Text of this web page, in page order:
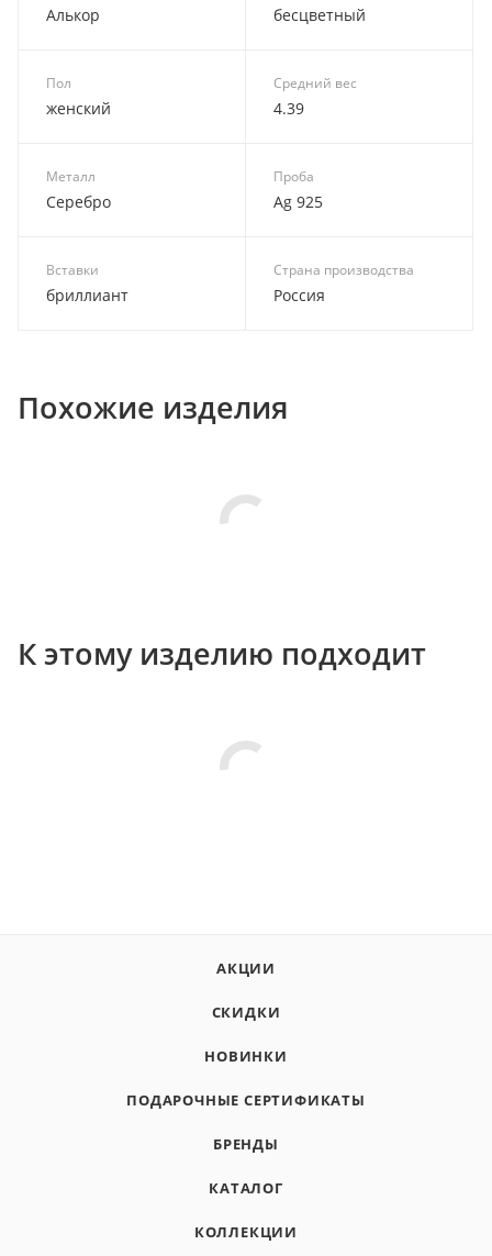
Алькор бесцветный
Пол
женский
Средний вес
4.39
Металл
Серебро
Проба
Ag 925
Вставки
бриллиант
Страна производства
Россия
Похожие изделия
К этому изделию подходит
АКЦИИ
СКИДКИ
НОВИНКИ
ПОДАРОЧНЫЕ СЕРТИФИКАТЫ
БРЕНДЫ
КАТАЛОГ
КОЛЛЕКЦИИ